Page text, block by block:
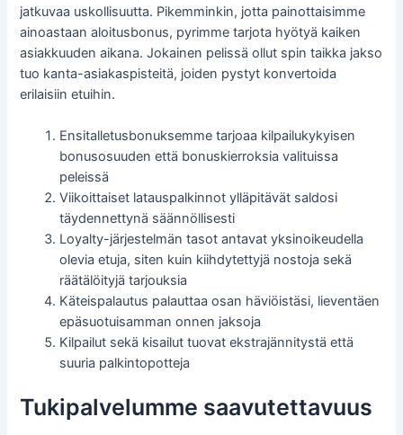
jatkuvaa uskollisuutta. Pikemminkin, jotta painottaisimme
ainoastaan aloitusbonus, pyrimme tarjota hyötyä kaiken
asiakkuuden aikana. Jokainen pelissä ollut spin taikka jakso
tuo kanta-asiakaspisteitä, joiden pystyt konvertoida
erilaisiin etuihin.
Ensitalletusbonuksemme tarjoaa kilpailukykyisen
bonusosuuden että bonuskierroksia valituissa
peleissä
Viikoittaiset latauspalkinnot ylläpitävät saldosi
täydennettynä säännöllisesti
Loyalty-järjestelmän tasot antavat yksinoikeudella
olevia etuja, siten kuin kiihdytettyjä nostoja sekä
räätälöityjä tarjouksia
Käteispalautus palauttaa osan häviöistäsi, lieventäen
epäsuotuisamman onnen jaksoja
Kilpailut sekä kisailut tuovat ekstrajännitystä että
suuria palkintopotteja
Tukipalvelumme saavutettavuus